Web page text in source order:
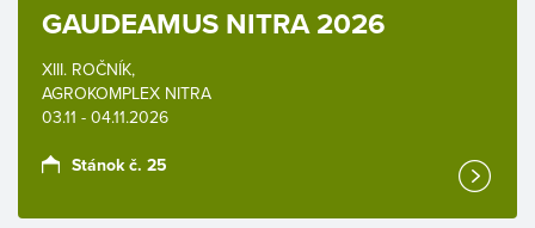
GAUDEAMUS NITRA 2026
XIII. ROČNÍK,
AGROKOMPLEX NITRA
03.11 - 04.11.2026
Stánok č. 25